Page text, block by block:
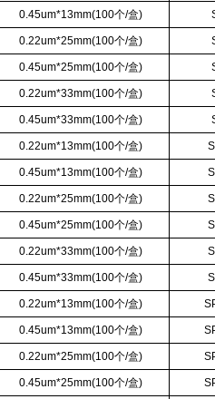
0.45um*13mm(100个/盒)
0.22um*25mm(100个/盒)
0.45um*25mm(100个/盒)
0.22um*33mm(100个/盒)
0.45um*33mm(100个/盒)
0.22um*13mm(100个/盒)
0.45um*13mm(100个/盒)
0.22um*25mm(100个/盒)
0.45um*25mm(100个/盒)
0.22um*33mm(100个/盒)
0.45um*33mm(100个/盒)
0.22um*13mm(100个/盒)
0.45um*13mm(100个/盒)
0.22um*25mm(100个/盒)
0.45um*25mm(100个/盒)